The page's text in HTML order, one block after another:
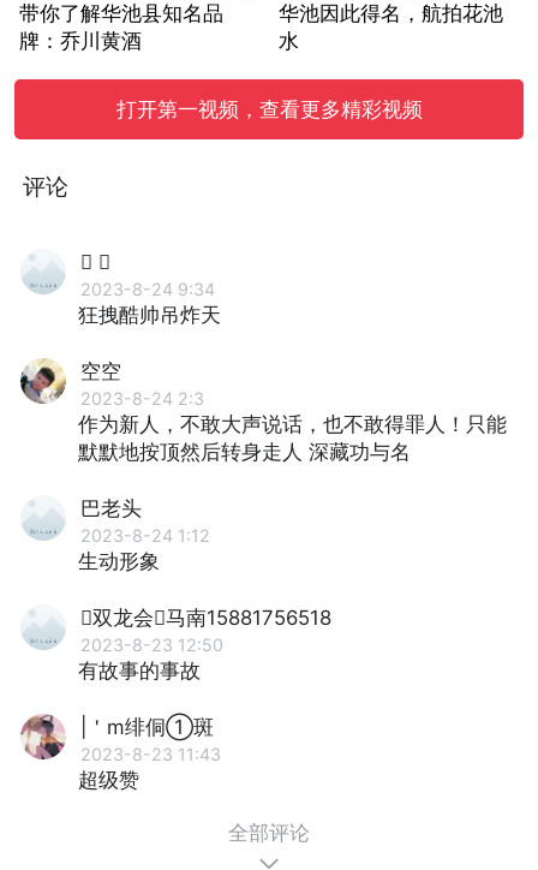
带你了解华池县知名品
牌：乔川黄酒
华池因此得名，航拍花池
水
打开第一视频，查看更多精彩视频
评论
 
2023-8-24 9:34
狂拽酷帅吊炸天
空空
2023-8-24 2:3
作为新人，不敢大声说话，也不敢得罪人！只能
默默地按顶然后转身走人 深藏功与名
巴老头
2023-8-24 1:12
生动形象
双龙会马南15881756518
2023-8-23 12:50
有故事的事故
|＇m绯侗①斑
2023-8-23 11:43
超级赞
全部评论